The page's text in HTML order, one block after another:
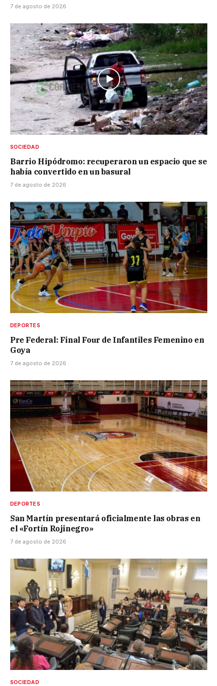
7 de agosto de 2026
SOCIEDAD
Barrio Hipódromo: recuperaron un espacio que se
había convertido en un basural
7 de agosto de 2026
DEPORTES
Pre Federal: Final Four de Infantiles Femenino en
Goya
7 de agosto de 2026
DEPORTES
San Martín presentará oficialmente las obras en
el «Fortín Rojinegro»
7 de agosto de 2026
SOCIEDAD